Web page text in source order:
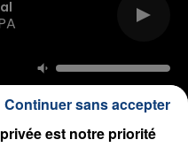
est notre priorité
Continuer sans accepter